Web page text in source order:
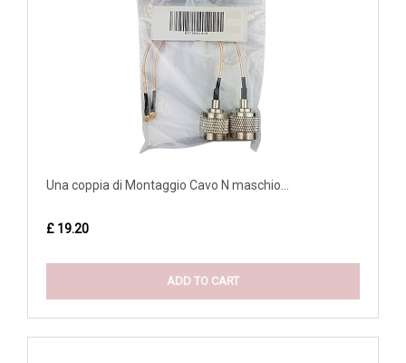
Una coppia di Montaggio Cavo N maschio...
£ 19.20
ADD TO CART